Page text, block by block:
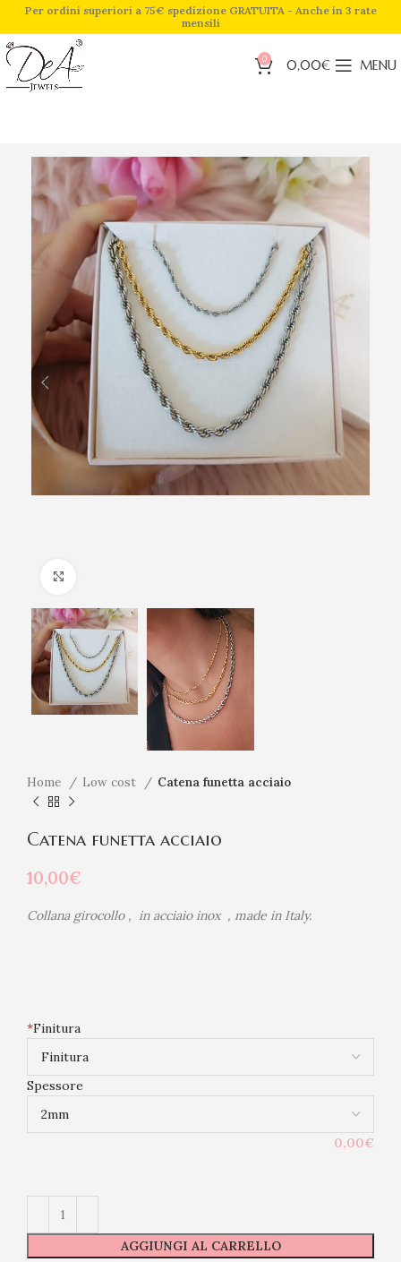
Per ordini superiori a 75€ spedizione GRATUITA - Anche in 3 rate
mensili
0 0,00€ MENU
Home Low cost Catena funetta acciaio
Catena funetta acciaio
10,00€
Collana girocollo , in acciaio inox , made in Italy.
*Finitura
Spessore
0,00€
AGGIUNGI AL CARRELLO